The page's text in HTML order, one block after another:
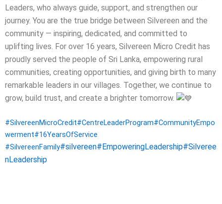
Leaders, who always guide, support, and strengthen our
journey. You are the true bridge between Silvereen and the
community — inspiring, dedicated, and committed to
uplifting lives. For over 16 years, Silvereen Micro Credit has
proudly served the people of Sri Lanka, empowering rural
communities, creating opportunities, and giving birth to many
remarkable leaders in our villages. Together, we continue to
grow, build trust, and create a brighter tomorrow.
#SilvereenMicroCredit#CentreLeaderProgram#CommunityEmpo
werment#16YearsOfService
#SilvereenFamily#silvereen#EmpoweringLeadership#Silveree
nLeadership